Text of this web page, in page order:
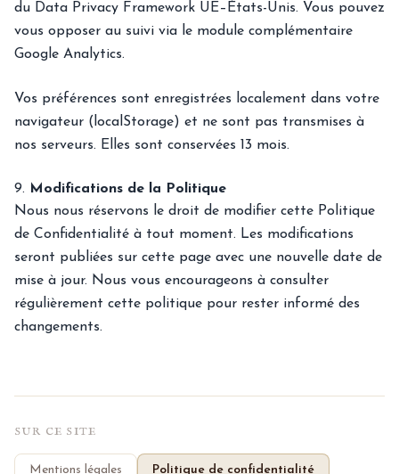
du Data Privacy Framework UE–États-Unis. Vous pouvez
vous opposer au suivi via le module complémentaire
Google Analytics.
Vos préférences sont enregistrées localement dans votre
navigateur (localStorage) et ne sont pas transmises à
nos serveurs. Elles sont conservées 13 mois.
9. Modifications de la Politique
Nous nous réservons le droit de modifier cette Politique
de Confidentialité à tout moment. Les modifications
seront publiées sur cette page avec une nouvelle date de
mise à jour. Nous vous encourageons à consulter
régulièrement cette politique pour rester informé des
changements.
SUR CE SITE
Mentions légales Politique de confidentialité